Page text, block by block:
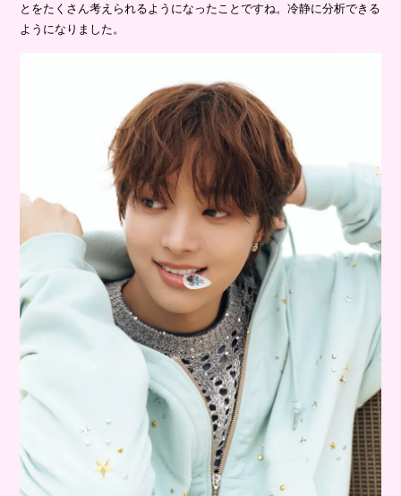
とをたくさん考えられるようになったことですね。冷静に分析できる
ようになりました。